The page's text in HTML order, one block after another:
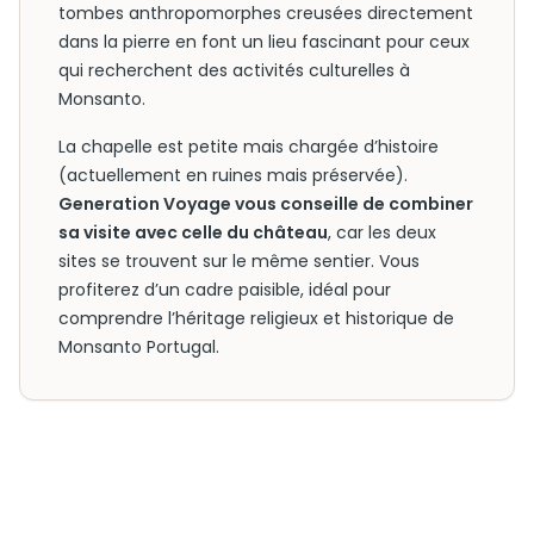
tombes anthropomorphes creusées directement
dans la pierre en font un lieu fascinant pour ceux
qui recherchent des activités culturelles à
Monsanto.
La chapelle est petite mais chargée d’histoire
(actuellement en ruines mais préservée).
Generation Voyage vous conseille de combiner
sa visite avec celle du château, car les deux
sites se trouvent sur le même sentier. Vous
profiterez d’un cadre paisible, idéal pour
comprendre l’héritage religieux et historique de
Monsanto Portugal.